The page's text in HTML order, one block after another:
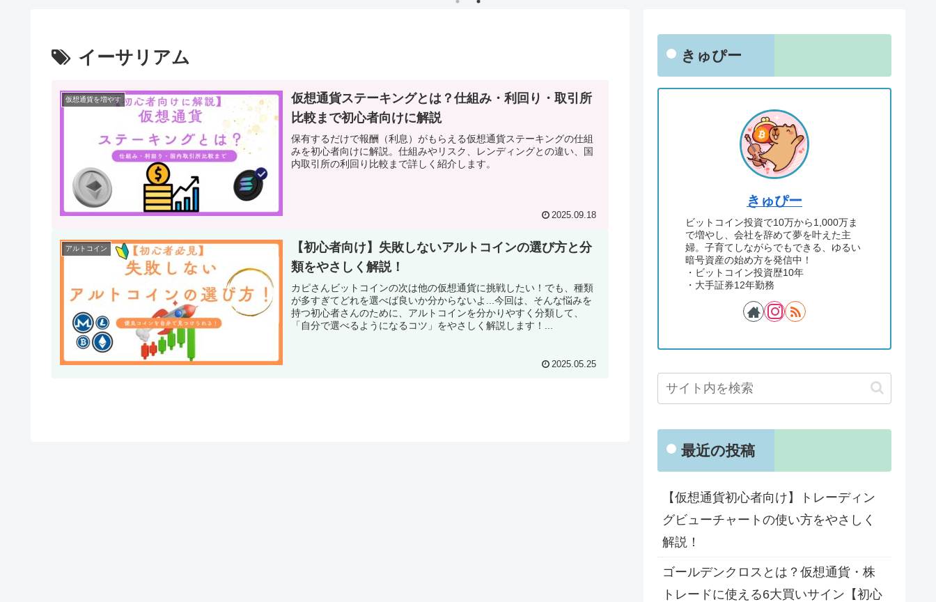
イーサリアム
仮想通貨を増やす
仮想通貨ステーキングとは？仕組み・利回り・取引所
比較まで初心者向けに解説
保有するだけで報酬（利息）がもらえる仮想通貨ステーキングの仕組
みを初心者向けに解説。仕組みやリスク、レンディングとの違い、国
内取引所の利回り比較まで詳しく紹介します。
2025.09.18
アルトコイン
【初心者向け】失敗しないアルトコインの選び方と分
類をやさしく解説！
カピさんビットコインの次は他の仮想通貨に挑戦したい！でも、種類
が多すぎてどれを選べば良いか分からないよ...今回は、そんな悩みを
持つ初心者さんのために、アルトコインを分かりやすく分類して、
「自分で選べるようになるコツ」をやさしく解説します！...
2025.05.25
きゅぴー
きゅぴー
ビットコイン投資で10万から1,000万ま
で増やし、会社を辞めて夢を叶えた主
婦。子育てしながらでもできる、ゆるい
暗号資産の始め方を発信中！
・ビットコイン投資歴10年
・大手証券12年勤務
最近の投稿
【仮想通貨初心者向け】トレーディン
グビューチャートの使い方をやさしく
解説！
ゴールデンクロスとは？仮想通貨・株
トレードに使える6大買いサイン【初心